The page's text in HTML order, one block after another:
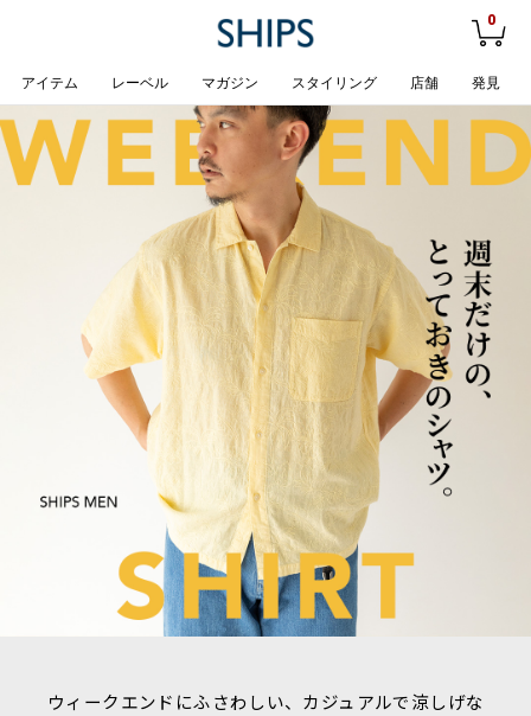
0
アイテム レーベル マガジン スタイリング 店舗 発見
ウィークエンドにふさわしい、カジュアルで涼しげな